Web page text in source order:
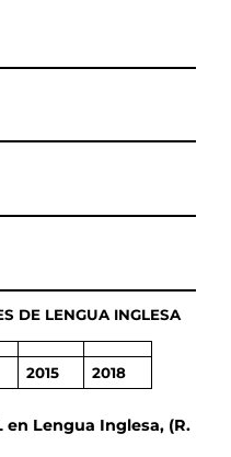
DE LENGUA INGLESA
2015 2018
en Lengua Inglesa, (R.